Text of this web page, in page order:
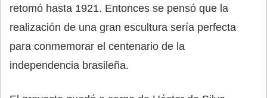
retomó hasta 1921. Entonces se pensó que la
realización de una gran escultura sería perfecta
para conmemorar el centenario de la
independencia brasileña.